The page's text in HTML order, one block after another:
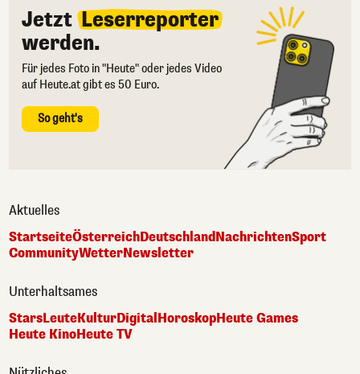
Jetzt Leserreporter
werden.
Für jedes Foto in "Heute" oder jedes Video
auf Heute.at gibt es 50 Euro.
So geht's
Aktuelles
StartseiteÖsterreichDeutschlandNachrichtenSport
CommunityWetterNewsletter
Unterhaltsames
StarsLeuteKulturDigitalHoroskopHeute Games
Heute KinoHeute TV